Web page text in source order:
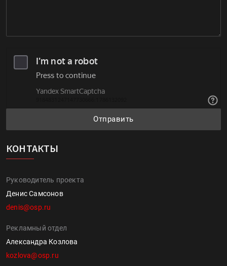
Отправить
КОНТАКТЫ
Руководитель проекта
Денис Самсонов
denis@osp.ru
Рекламный отдел
Александра Козлова
kozlova@osp.ru